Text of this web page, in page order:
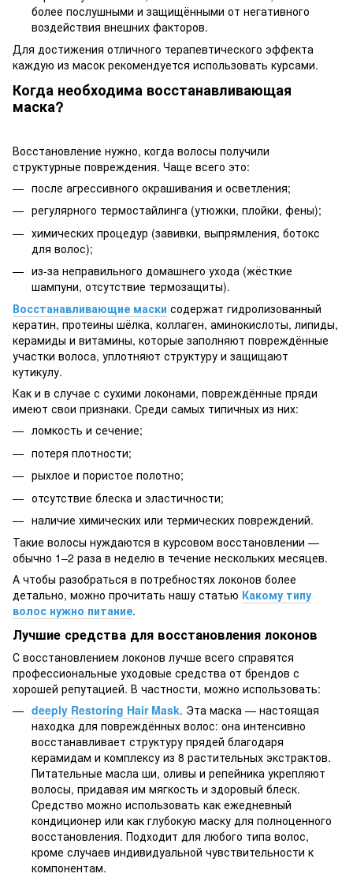
более послушными и защищёнными от негативного
воздействия внешних факторов.
Для достижения отличного терапевтического эффекта
каждую из масок рекомендуется использовать курсами.
Когда необходима восстанавливающая
маска?
Восстановление нужно, когда волосы получили
структурные повреждения. Чаще всего это:
после агрессивного окрашивания и осветления;
регулярного термостайлинга (утюжки, плойки, фены);
химических процедур (завивки, выпрямления, ботокс
для волос);
из-за неправильного домашнего ухода (жёсткие
шампуни, отсутствие термозащиты).
Восстанавливающие маски содержат гидролизованный
кератин, протеины шёлка, коллаген, аминокислоты, липиды,
керамиды и витамины, которые заполняют повреждённые
участки волоса, уплотняют структуру и защищают
кутикулу.
Как и в случае с сухими локонами, повреждённые пряди
имеют свои признаки. Среди самых типичных из них:
ломкость и сечение;
потеря плотности;
рыхлое и пористое полотно;
отсутствие блеска и эластичности;
наличие химических или термических повреждений.
Такие волосы нуждаются в курсовом восстановлении —
обычно 1–2 раза в неделю в течение нескольких месяцев.
А чтобы разобраться в потребностях локонов более
детально, можно прочитать нашу статью Какому типу
волос нужно питание.
Лучшие средства для восстановления локонов
С восстановлением локонов лучше всего справятся
профессиональные уходовые средства от брендов с
хорошей репутацией. В частности, можно использовать:
deeply Restoring Hair Mask. Эта маска — настоящая
находка для повреждённых волос: она интенсивно
восстанавливает структуру прядей благодаря
керамидам и комплексу из 8 растительных экстрактов.
Питательные масла ши, оливы и репейника укрепляют
волосы, придавая им мягкость и здоровый блеск.
Средство можно использовать как ежедневный
кондиционер или как глубокую маску для полноценного
восстановления. Подходит для любого типа волос,
кроме случаев индивидуальной чувствительности к
компонентам.